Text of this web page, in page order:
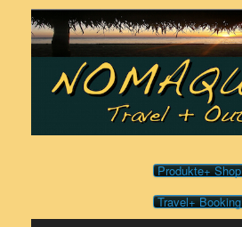
springen
Produkte+ Shop
Travel+ Booking